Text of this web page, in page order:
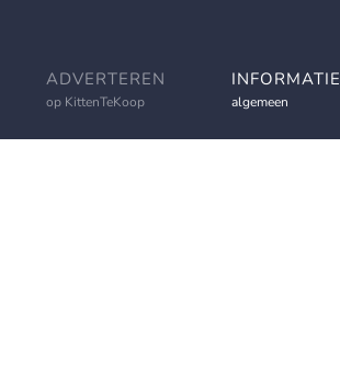
ADVERTEREN
op KittenTeKoop
INFORMATIE
algemeen